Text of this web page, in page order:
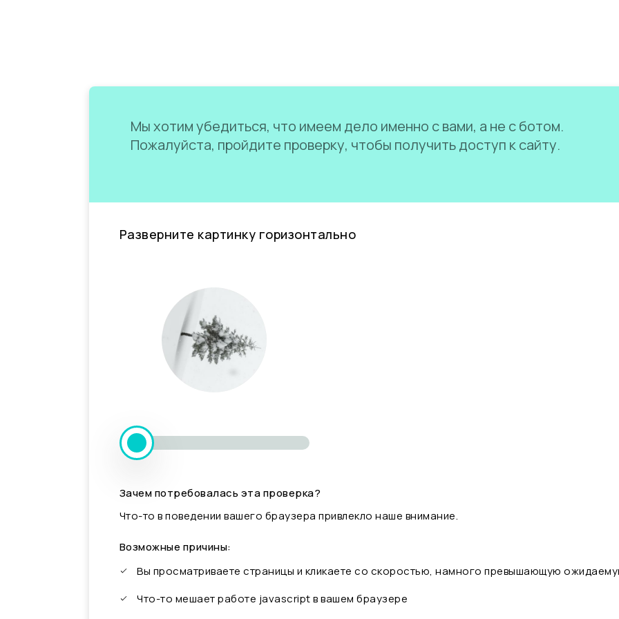
Мы хотим убедиться, что имеем дело именно с вами, а не с ботом.
Пожалуйста, пройдите проверку, чтобы получить доступ к сайту.
Разверните картинку горизонтально
Зачем потребовалась эта проверка?
Что-то в поведении вашего браузера привлекло наше внимание.
Возможные причины:
Вы просматриваете страницы и кликаете со скоростью, намного превышающую
Что-то мешает работе javascript в вашем браузере